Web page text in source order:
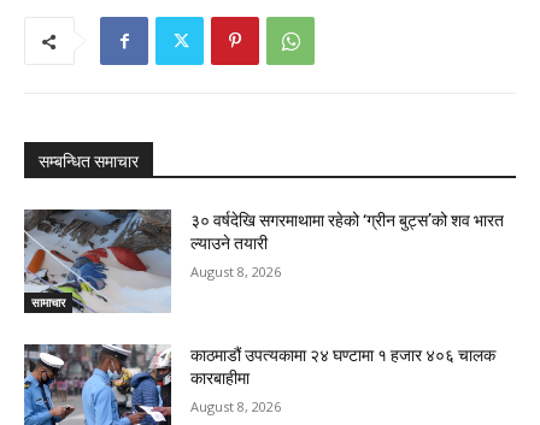
सम्बन्धित समाचार
सामाचार
३० वर्षदेखि सगरमाथामा रहेको ‘ग्रीन बुट्स’को शव भारत
ल्याउने तयारी
August 8, 2026
काठमाडौं उपत्यकामा २४ घण्टामा १ हजार ४०६ चालक
कारबाहीमा
August 8, 2026